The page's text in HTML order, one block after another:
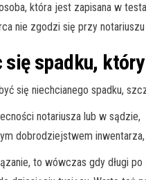
która jest zapisana w
nie zgodzi się przy
się spadku,
się niechcianego spadku,
notariusza lub w sądzie,
dobrodziejstwem
to wówczas gdy długi